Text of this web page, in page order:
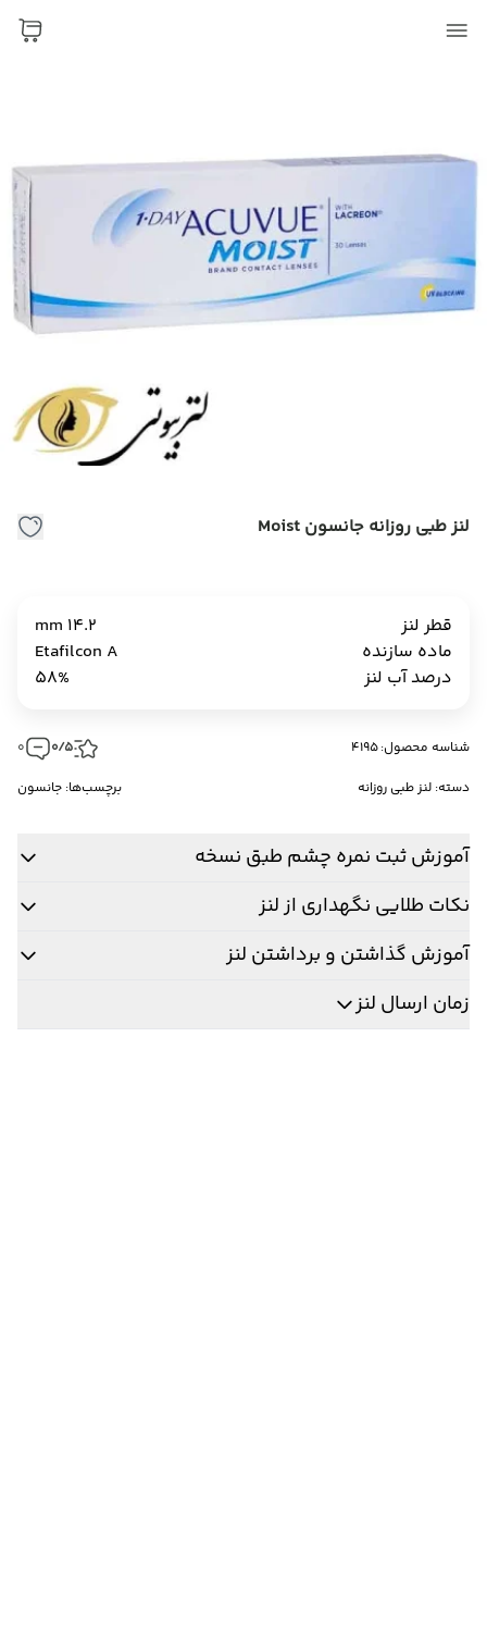
لنز طبی روزانه جانسون Moist
قطر لنز
14.2 mm
ماده سازنده
Etafilcon A
درصد آب لنز
58%
شناسه محصول: 4195 0/5
0
دسته: لنز طبی روزانه برچسب‌ها: جانسون
آموزش ثبت نمره چشم طبق نسخه
نکات طلایی نگهداری از لنز
آموزش گذاشتن و برداشتن لنز
زمان ارسال لنز